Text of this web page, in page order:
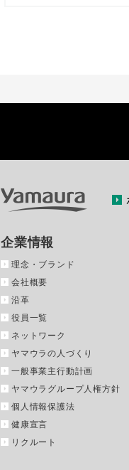
企業情報
理念・ブランド
会社概要
沿革
役員一覧
ネットワーク
ヤマウラの人づくり
一般事業主行動計画
ヤマウラグループ人権方針
個人情報保護法
健康宣言
リクルート